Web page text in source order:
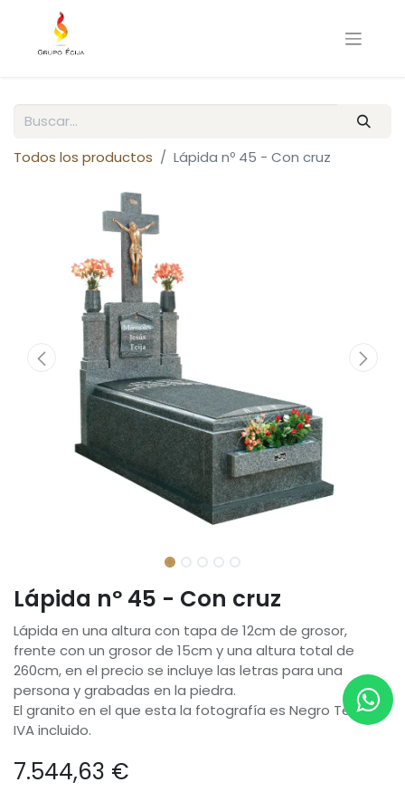
Todos los productos Lápida nº 45 - Con cruz
Lápida nº 45 - Con cruz
Lápida en una altura con tapa de 12cm de grosor,
frente con un grosor de 15cm y una altura total de
260cm, en el precio se incluye las letras para una
persona y grabadas en la piedra.
El granito en el que esta la fotografía es Negro Tezal.
IVA incluido.
7.544,63 €